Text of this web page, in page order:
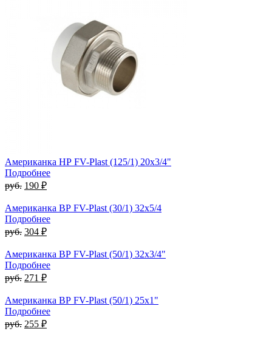
Американка НР FV-Plast (125/1) 20х3/4"
Подробнее
руб. 190 ₽
Американка ВР FV-Plast (30/1) 32х5/4
Подробнее
руб. 304 ₽
Американка ВР FV-Plast (50/1) 32x3/4"
Подробнее
руб. 271 ₽
Американка ВР FV-Plast (50/1) 25х1"
Подробнее
руб. 255 ₽